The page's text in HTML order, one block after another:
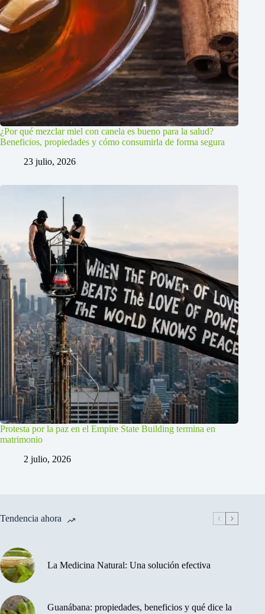
¿Por qué mezclar miel con canela es bueno para la salud?
Beneficios, propiedades y cómo consumirla de forma segura
23 julio, 2026
Protesta por la paz en el Empire State Building termina en
matrimonio
2 julio, 2026
Tendencia ahora
La Medicina Natural: Una solución efectiva
Guanábana: propiedades, beneficios y qué dice la